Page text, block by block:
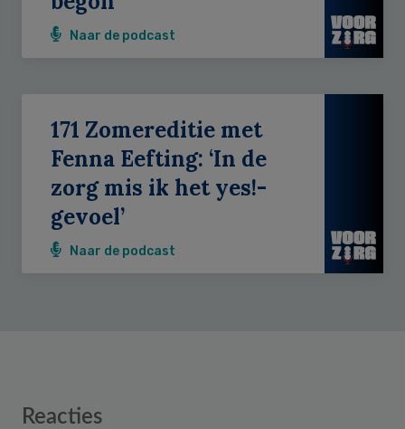
Naar de podcast
171 Zomereditie met
Fenna Eefting: ‘In de
zorg mis ik het yes!-
gevoel’
Naar de podcast
Reader
Reacties